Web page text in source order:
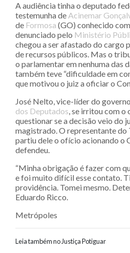
A audiência tinha o deputado
testemunha de Acinemar
de Formosa (GO) conhecido
denunciado pelo Ministério
chegou a ser afastado do cargo
de recursos públicos. Mas o
o parlamentar em nenhuma das
também teve “dificuldade em
que motivou o juiz a oficiar o
José Nelto, vice-líder do governo
dos Deputados, se irritou com o
questionar se a decisão veio do
magistrado. O representante do
partiu dele o ofício acionando o
defendeu.
“Minha obrigação é fazer com
e foi muito difícil esse contato.
providência. Tomei mesmo.
Eduardo Ricco.
Metrópoles
Leia também no Justiça Potiguar